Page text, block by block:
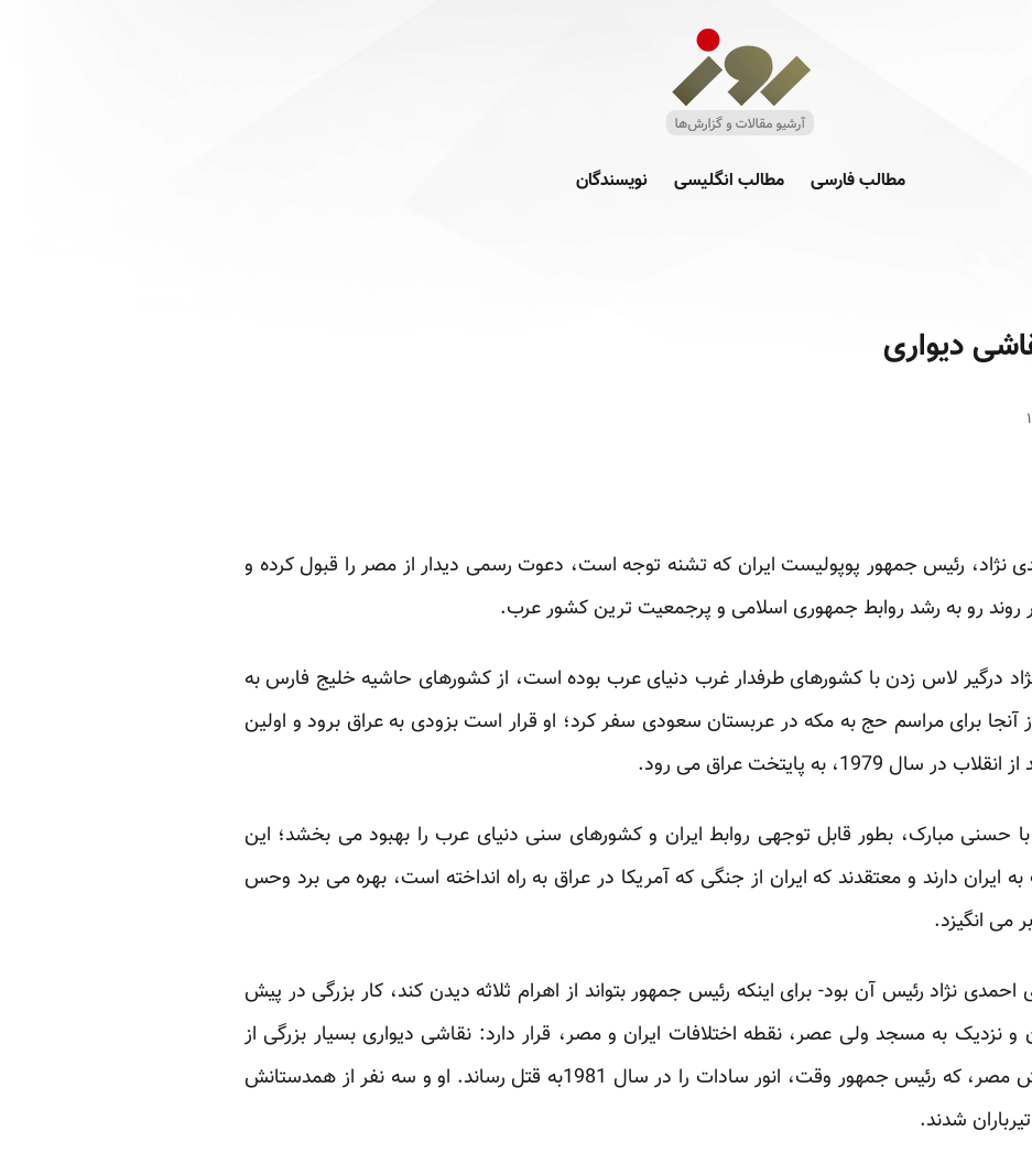
مطالب فارسی مطالب انگلیسی نویسندگان
دیواری
رئیس جمهور پوپولیست ایران که تشنه توجه است، دعوت رسمی دیدار از ‏مصر را قبول کرده و
رو به رشد روابط جمهوری اسلامی و پرجمعیت ‏ترین کشور عرب.‏
درگیر لاس زدن با کشورهای طرفدار غرب دنیای عرب بوده است، از ‏کشورهای حاشیه خلیج فارس به
آنجا برای مراسم حج به مکه در عربستان ‏سعودی سفر کرد؛ او قرار است بزودی به عراق برود و اولین
به پایتخت عراق می رود.‏
حسنی مبارک، بطور قابل توجهی روابط ایران و کشورهای سنی دنیای عرب را ‏بهبود می بخشد؛ این
دارند و معتقدند که ایران از جنگی که آمریکا در ‏عراق به راه انداخته است، بهره می برد وحس
می انگیزد.‏
احمدی نژاد رئیس آن بود- برای اینکه رئیس جمهور بتواند از اهرام ثلاثه ‏دیدن کند، کار بزرگی در پیش
و نزدیک به مسجد ولی عصر، نقطه اختلافات ‏ایران و مصر، قرار دارد: نقاشی دیواری بسیار بزرگی از
خالد اسلامبولی، افسر ارتش مصر، که رئیس ‏جمهور وقت، انور سادات را در سال 1981به قتل رساند. او و سه نفر از همدستانش
شدند.‏